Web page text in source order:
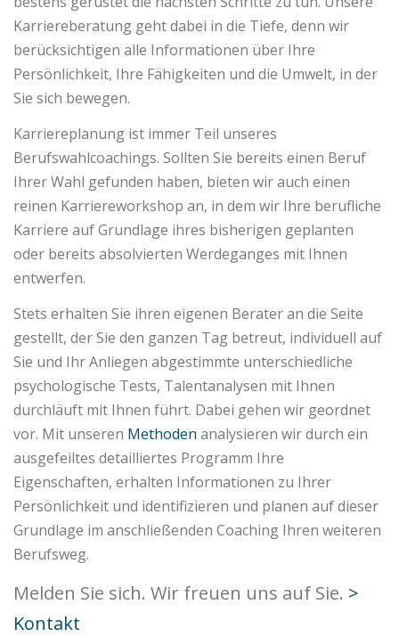
Karriereberatung geht dabei in die Tiefe, denn wir
berücksichtigen alle Informationen über Ihre
Persönlichkeit, Ihre Fähigkeiten und die Umwelt, in der
Sie sich bewegen.
Karriereplanung ist immer Teil unseres
Berufswahlcoachings. Sollten Sie bereits einen Beruf
Ihrer Wahl gefunden haben, bieten wir auch einen
reinen Karriereworkshop an, in dem wir Ihre berufliche
Karriere auf Grundlage ihres bisherigen geplanten
oder bereits absolvierten Werdeganges mit Ihnen
entwerfen.
Stets erhalten Sie ihren eigenen Berater an die Seite
gestellt, der Sie den ganzen Tag betreut, individuell auf
Sie und Ihr Anliegen abgestimmte unterschiedliche
psychologische Tests, Talentanalysen mit Ihnen
durchläuft mit Ihnen führt. Dabei gehen wir geordnet
vor. Mit unseren Methoden analysieren wir durch ein
ausgefeiltes detailliertes Programm Ihre
Eigenschaften, erhalten Informationen zu Ihrer
Persönlichkeit und identifizieren und planen auf dieser
Grundlage im anschließenden Coaching Ihren weiteren
Berufsweg.
Melden Sie sich. Wir freuen uns auf Sie. >
Kontakt